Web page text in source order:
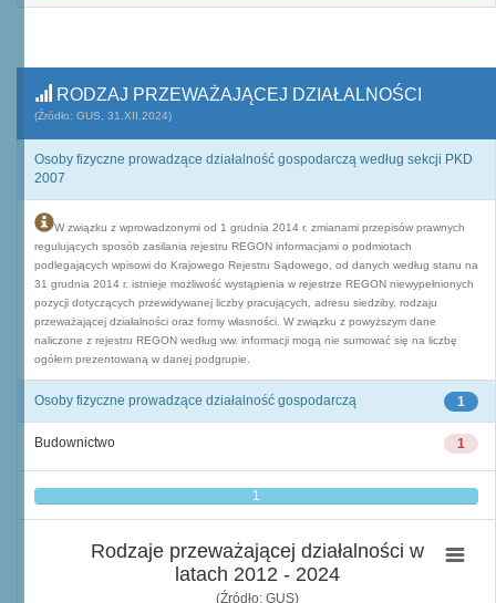
RODZAJ PRZEWAŻAJĄCEJ DZIAŁALNOŚCI
(Źródło: GUS, 31.XII.2024)
Osoby fizyczne prowadzące działalność gospodarczą według sekcji PKD
2007
W związku z wprowadzonymi od 1 grudnia 2014 r. zmianami przepisów prawnych
regulujących sposób zasilania rejestru REGON informacjami o podmiotach
podlegających wpisowi do Krajowego Rejestru Sądowego, od danych według stanu na
31 grudnia 2014 r. istnieje możliwość wystąpienia w rejestrze REGON niewypełnionych
pozycji dotyczących przewidywanej liczby pracujących, adresu siedziby, rodzaju
przeważającej działalności oraz formy własności. W związku z powyższym dane
naliczone z rejestru REGON według ww. informacji mogą nie sumować się na liczbę
ogółem prezentowaną w danej podgrupie.
1
Osoby fizyczne prowadzące działalność gospodarczą
1
Budownictwo
1
Rodzaje przeważającej działalności w
latach 2012 - 2024
(Źródło: GUS)